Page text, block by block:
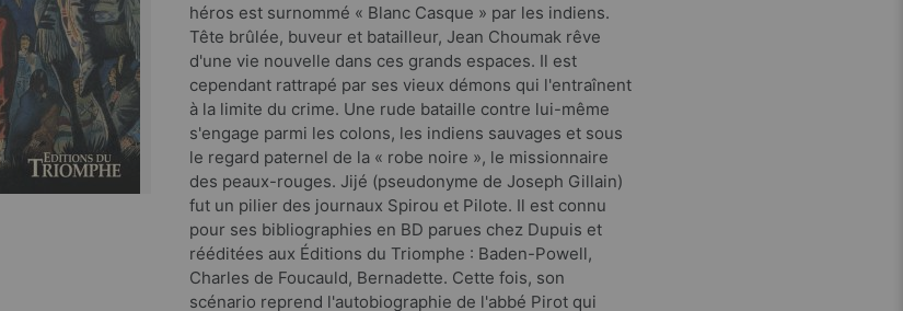
héros est surnommé « Blanc Casque » par les indiens.
Tête brûlée, buveur et batailleur, Jean Choumak rêve
d'une vie nouvelle dans ces grands espaces. Il est
cependant rattrapé par ses vieux démons qui l'entraînent
à la limite du crime. Une rude bataille contre lui-même
s'engage parmi les colons, les indiens sauvages et sous
le regard paternel de la « robe noire », le missionnaire
des peaux-rouges. Jijé (pseudonyme de Joseph Gillain)
fut un pilier des journaux Spirou et Pilote. Il est connu
pour ses bibliographies en BD parues chez Dupuis et
rééditées aux Éditions du Triomphe : Baden-Powell,
Charles de Foucauld, Bernadette. Cette fois, son
scénario reprend l'autobiographie de l'abbé Pirot qui